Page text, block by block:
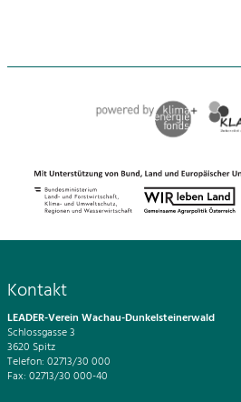
Kontakt
LEADER-Verein Wachau-Dunkelsteinerwald
Schlossgasse 3
3620 Spitz
Telefon: 02713/30 000
Fax: 02713/30 000-40